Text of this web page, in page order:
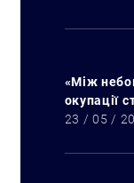
«Між
окупації
23 / 05 /